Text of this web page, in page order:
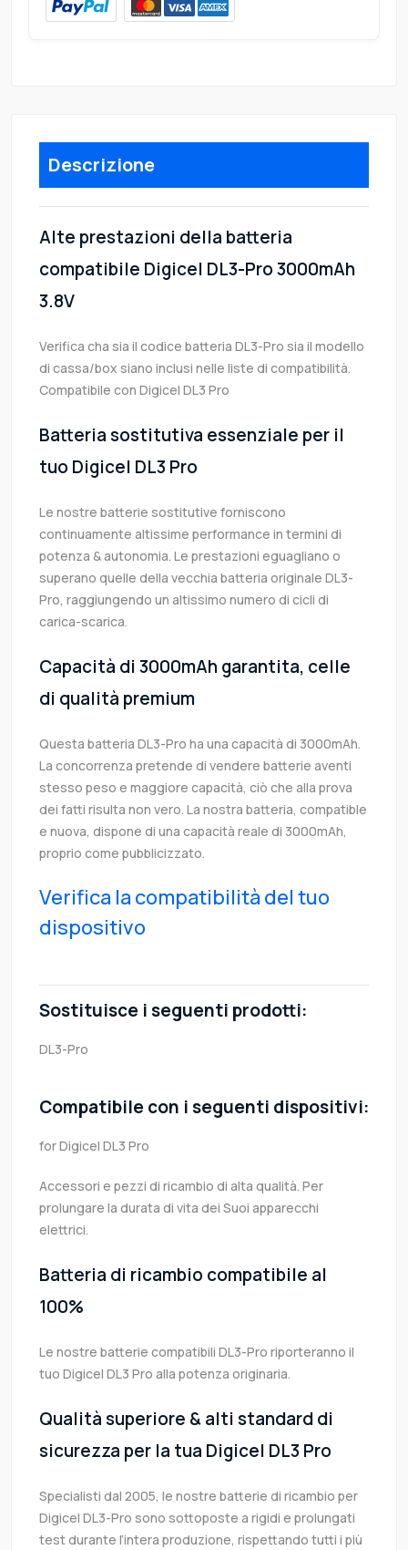
Descrizione
Alte prestazioni della batteria
compatibile Digicel DL3-Pro 3000mAh
3.8V
Verifica cha sia il codice batteria DL3-Pro sia il modello
di cassa/box siano inclusi nelle liste di compatibilità.
Compatibile con Digicel DL3 Pro
Batteria sostitutiva essenziale per il
tuo Digicel DL3 Pro
Le nostre batterie sostitutive forniscono
continuamente altissime performance in termini di
potenza & autonomia. Le prestazioni eguagliano o
superano quelle della vecchia batteria originale DL3-
Pro, raggiungendo un altissimo numero di cicli di
carica-scarica.
Capacità di 3000mAh garantita, celle
di qualità premium
Questa batteria DL3-Pro ha una capacità di 3000mAh.
La concorrenza pretende di vendere batterie aventi
stesso peso e maggiore capacità, ciò che alla prova
dei fatti risulta non vero. La nostra batteria, compatible
e nuova, dispone di una capacità reale di 3000mAh,
proprio come pubblicizzato.
Verifica la compatibilità del tuo
dispositivo
Sostituisce i seguenti prodotti:
DL3-Pro
Compatibile con i seguenti dispositivi:
for Digicel DL3 Pro
Accessori e pezzi di ricambio di alta qualità. Per
prolungare la durata di vita dei Suoi apparecchi
elettrici.
Batteria di ricambio compatibile al
100%
Le nostre batterie compatibili DL3-Pro riporteranno il
tuo Digicel DL3 Pro alla potenza originaria.
Qualità superiore & alti standard di
sicurezza per la tua Digicel DL3 Pro
Specialisti dal 2005, le nostre batterie di ricambio per
Digicel DL3-Pro sono sottoposte a rigidi e prolungati
test durante l’intera produzione, rispettando tutti i più